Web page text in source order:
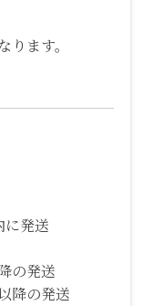
ます。
発送
の発送
降の発送